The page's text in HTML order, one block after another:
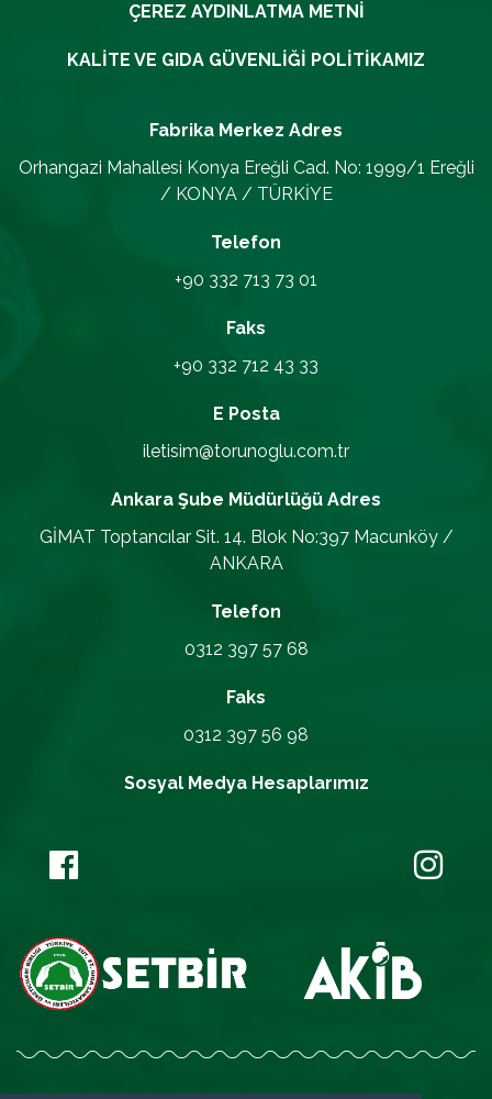
ÇEREZ AYDINLATMA METNI
KALITE VE GIDA GÜVENLIĞI POLITIKAMIZ
Fabrika Merkez Adres
Orhangazi Mahallesi Konya Ereğli Cad. No: 1999/1 Ereğli
/ KONYA / TÜRKİYE
Telefon
+90 332 713 73 01
Faks
+90 332 712 43 33
E Posta
iletisim@torunoglu.com.tr
Ankara Şube Müdürlüğü Adres
GİMAT Toptancılar Sit. 14. Blok No:397 Macunköy /
ANKARA
Telefon
0312 397 57 68
Faks
0312 397 56 98
Sosyal Medya Hesaplarımız